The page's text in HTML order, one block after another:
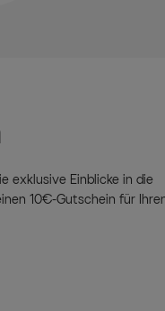
exklusive Einblicke in die
10€-Gutschein für